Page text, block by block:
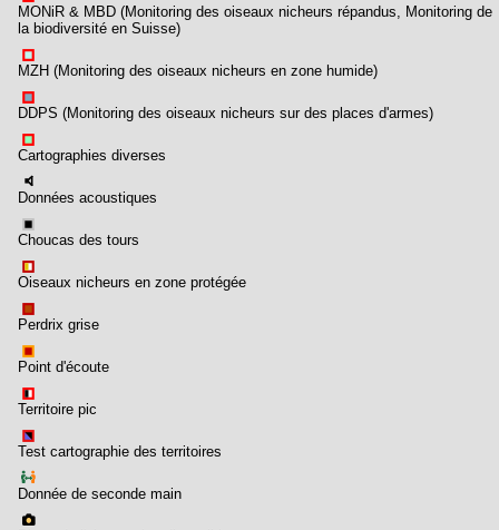
MONiR & MBD (Monitoring des oiseaux nicheurs répandus, Monitoring de
la biodiversité en Suisse)
MZH (Monitoring des oiseaux nicheurs en zone humide)
DDPS (Monitoring des oiseaux nicheurs sur des places d'armes)
Cartographies diverses
Données acoustiques
Choucas des tours
Oiseaux nicheurs en zone protégée
Perdrix grise
Point d'écoute
Territoire pic
Test cartographie des territoires
Donnée de seconde main